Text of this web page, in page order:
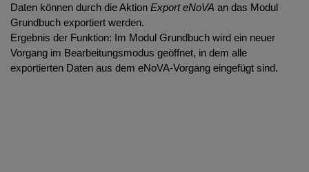
Daten können durch die Aktion Export eNoVA an das Modul
Grundbuch exportiert werden.
Ergebnis der Funktion: Im Modul Grundbuch wird ein neuer
Vorgang im Bearbeitungsmodus geöffnet, in dem alle
exportierten Daten aus dem eNoVA-Vorgang eingefügt sind.